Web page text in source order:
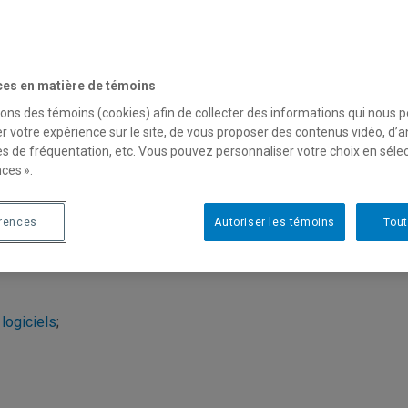
au Baccalauréat en
en informatique
des acquis pour les programmes suivants:
logiciels;
en matière de témoins
des témoins (cookies) afin de collecter des informations qui nous
votre expérience sur le site, de vous proposer des contenus vidéo,
de fréquentation, etc. Vous pouvez personnaliser votre choix en
».
Autoriser les témoins